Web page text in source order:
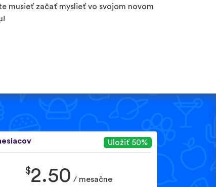
musieť začať myslieť vo svojom novom
Uložiť 50%
$2.50 / mesačne